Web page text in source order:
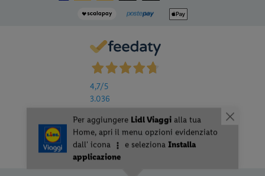
4,7/5
3.036
0471 806678
Lun-Sab 9.00 - 13.00 | 14.00 - 18.00